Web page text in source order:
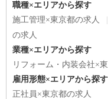
職種×エリアから探す
施工管理×東京都の求人
の求人
業種×エリアから探す
リフォーム・内装会社×
雇用形態×エリアから探す
正社員×東京都の求人